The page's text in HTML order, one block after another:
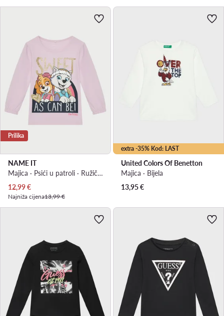
Prilika
NAME IT
Majica · Psići u patroli · Ružičasta
Trenutna cijena
12,99€
Najniža cijena13,99 €
extra -35% Kod: LAST
United Colors Of Benetton
Majica · Bijela
13,95€